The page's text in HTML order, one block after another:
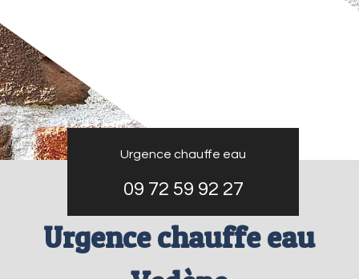
Urgence chauffe eau
09 72 59 92 27
Urgence chauffe eau